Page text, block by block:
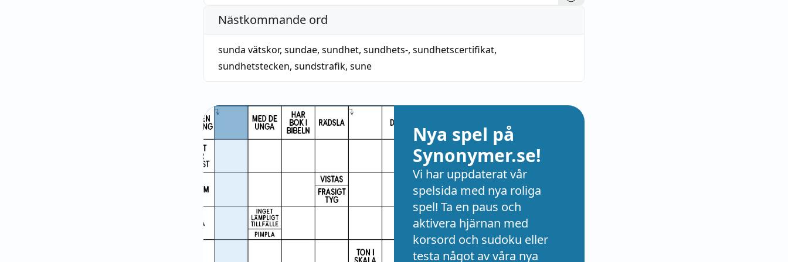
Nästkommande ord
sunda vätskor, sundae, sundhet, sundhets-, sundhetscertifikat,
sundhetstecken, sundstrafik, sune
Nya spel på
Synonymer.se!
Vi har uppdaterat vår
spelsida med nya roliga
spel! Ta en paus och
aktivera hjärnan med
korsord och sudoku eller
testa något av våra nya